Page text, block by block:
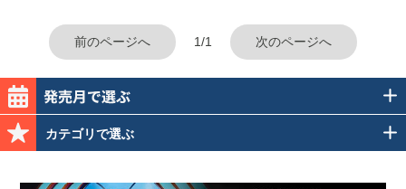
前のページへ 1/1 次のページへ
カテゴリで選ぶ